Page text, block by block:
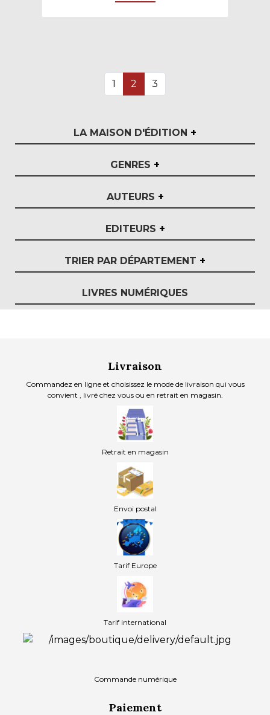
LA MAISON D'ÉDITION +
GENRES +
AUTEURS +
EDITEURS +
TRIER PAR DÉPARTEMENT +
LIVRES NUMÉRIQUES
1 2 3
Livraison
Commandez en ligne et choisissez le mode de livraison qui vous
convient , livré chez vous ou en retrait en magasin.
Retrait en magasin
Envoi postal
Tarif Europe
Tarif international
Commande numérique
Paiement